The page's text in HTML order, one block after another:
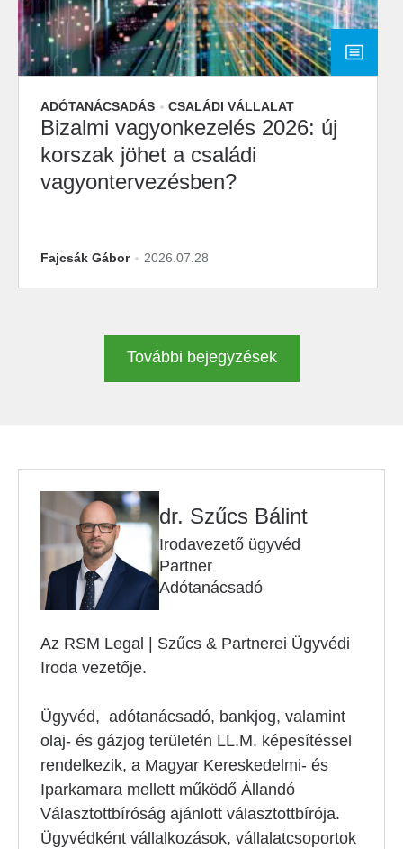
ADÓTANÁCSADÁS CSALÁDI VÁLLALAT
Bizalmi vagyonkezelés 2026: új
korszak jöhet a családi
vagyontervezésben?
Fajcsák Gábor 2026.07.28
További bejegyzések
dr. Szűcs Bálint
Irodavezető ügyvéd
Partner
Adótanácsadó
Az RSM Legal | Szűcs & Partnerei Ügyvédi
Iroda vezetője.
Ügyvéd, adótanácsadó, bankjog, valamint
olaj- és gázjog területén LL.M. képesítéssel
rendelkezik, a Magyar Kereskedelmi- és
Iparkamara mellett működő Állandó
Választottbíróság ajánlott választottbírója.
Ügyvédként vállalkozások, vállalatcsoportok